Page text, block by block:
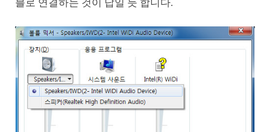
블로 연결하는 것이 답일 듯 합니다.